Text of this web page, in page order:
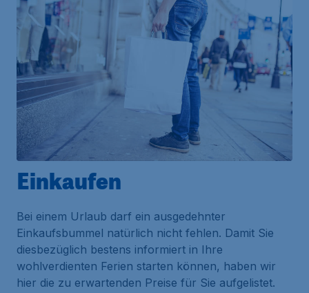
Einkaufen
Bei einem Urlaub darf ein ausgedehnter
Einkaufsbummel natürlich nicht fehlen. Damit Sie
diesbezüglich bestens informiert in Ihre
wohlverdienten Ferien starten können, haben wir
hier die zu erwartenden Preise für Sie aufgelistet.